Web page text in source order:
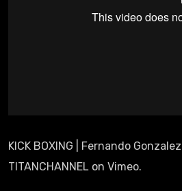
KICK BOXING | Fernando
TITANCHANNEL on Vimeo.